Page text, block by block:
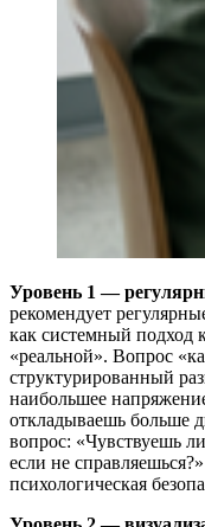
Уровень 1 —
рекомендует
как системный подход
«реальной». Вопрос
структурированный
наибольшее
откладываешь больше
вопрос: «Чувствуешь
если не
психологическая